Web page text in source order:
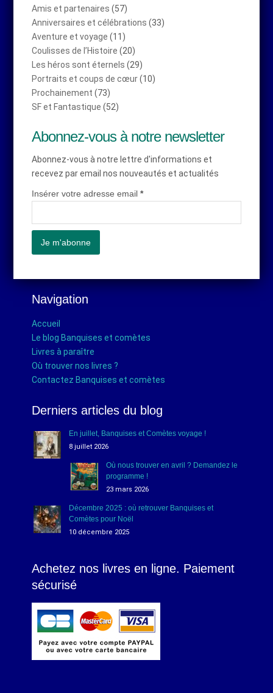
Amis et partenaires (57)
Anniversaires et célébrations (33)
Aventure et voyage (11)
Coulisses de l’Histoire (20)
Les héros sont éternels (29)
Portraits et coups de cœur(10)
Prochainement (73)
SF et Fantastique (52)
Abonnez-vous à notre newsletter
Abonnez-vous à notre lettre d'informations et
recevez par email nos nouveautés et actualités
Insérer votre adresse email*
Navigation
Accueil
Le blog Banquises et comètes
Livres à paraître
Où trouver nos livres ?
Contactez Banquises et comètes
Derniers articles du blog
En juillet, Banquises et Comètes voyage !
8 juillet 2026
Où nous trouver en avril ? Demandez le
programme !
23 mars 2026
Décembre 2025 : où retrouver Banquises et
Comètes pour Noël
10 décembre 2025
Achetez nos livres en ligne. Paiement
sécurisé